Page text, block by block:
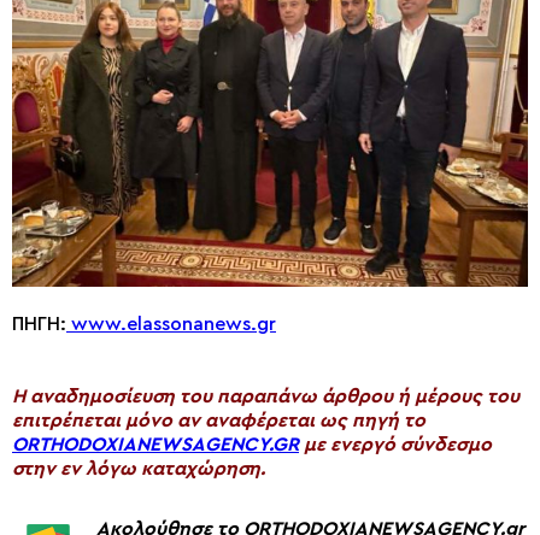
ΠΗΓΗ: www.elassonanews.gr
H αναδημοσίευση του παραπάνω άρθρου ή μέρους του
επιτρέπεται μόνο αν αναφέρεται ως πηγή το
ORTHODOXIANEWSAGENCY.GRμε ενεργό σύνδεσμο
στην εν λόγω καταχώρηση.
Ακολούθησε το ORTHODOXIANEWSAGENCY.gr